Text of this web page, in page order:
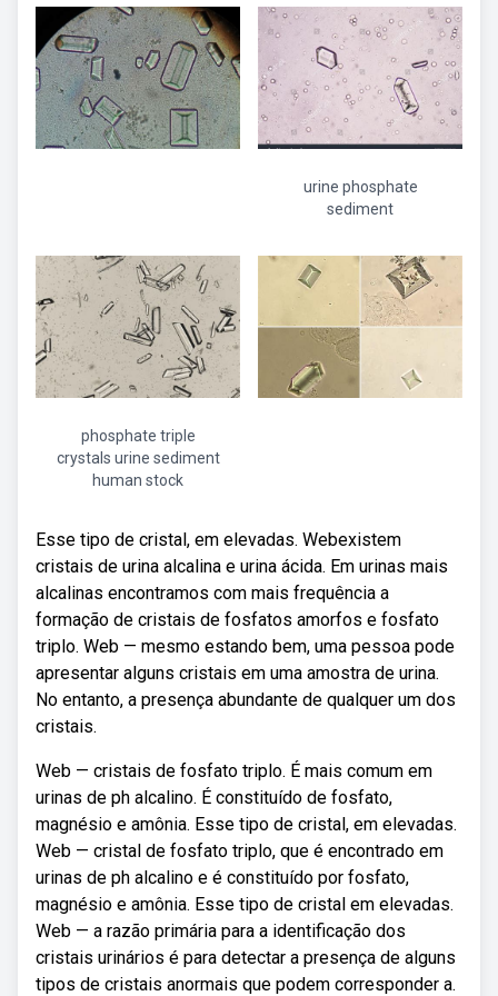
urine phosphate
sediment
phosphate triple
crystals urine sediment
human stock
Esse tipo de cristal, em elevadas. Webexistem
cristais de urina alcalina e urina ácida. Em urinas mais
alcalinas encontramos com mais frequência a
formação de cristais de fosfatos amorfos e fosfato
triplo. Web — mesmo estando bem, uma pessoa pode
apresentar alguns cristais em uma amostra de urina.
No entanto, a presença abundante de qualquer um dos
cristais.
Web — cristais de fosfato triplo. É mais comum em
urinas de ph alcalino. É constituído de fosfato,
magnésio e amônia. Esse tipo de cristal, em elevadas.
Web — cristal de fosfato triplo, que é encontrado em
urinas de ph alcalino e é constituído por fosfato,
magnésio e amônia. Esse tipo de cristal em elevadas.
Web — a razão primária para a identificação dos
cristais urinários é para detectar a presença de alguns
tipos de cristais anormais que podem corresponder a.